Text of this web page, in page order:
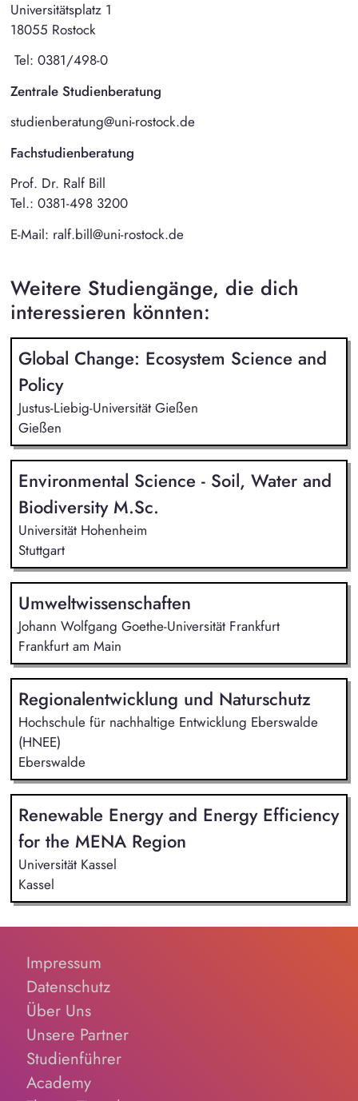
Universitätsplatz 1
18055 Rostock
Tel: 0381/498-0
Zentrale Studienberatung
studienberatung@uni-rostock.de
Fachstudienberatung
Prof. Dr. Ralf Bill
Tel.: 0381-498 3200
E-Mail: ralf.bill@uni-rostock.de
Weitere Studiengänge, die dich
interessieren könnten:
Global Change: Ecosystem Science and
Policy
Justus-Liebig-Universität Gießen
Gießen
Environmental Science - Soil, Water and
Biodiversity M.Sc.
Universität Hohenheim
Stuttgart
Umweltwissenschaften
Johann Wolfgang Goethe-Universität Frankfurt
Frankfurt am Main
Regionalentwicklung und Naturschutz
Hochschule für nachhaltige Entwicklung Eberswalde
(HNEE)
Eberswalde
Renewable Energy and Energy Efficiency
for the MENA Region
Universität Kassel
Kassel
Impressum
Datenschutz
Über Uns
Unsere Partner
Studienführer
Academy